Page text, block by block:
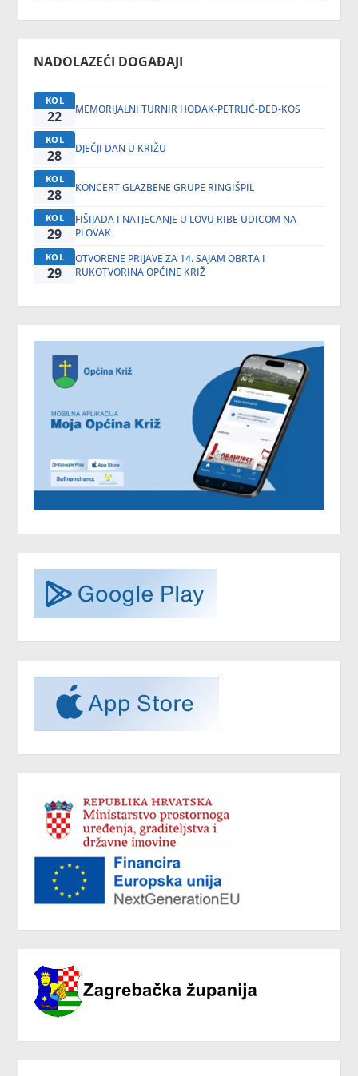
NADOLAZEĆI DOGAĐAJI
KOL
22 MEMORIJALNI TURNIR HODAK-PETRLIĆ-DED-KOS
KOL
28 DJEČJI DAN U KRIŽU
KOL
28 KONCERT GLAZBENE GRUPE RINGIŠPIL
KOL
29
FIŠIJADA I NATJECANJE U LOVU RIBE UDICOM NA
PLOVAK
KOL
29
OTVORENE PRIJAVE ZA 14. SAJAM OBRTA I
RUKOTVORINA OPĆINE KRIŽ